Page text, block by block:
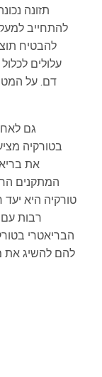
תזונה
להתחייב
להבטיח
עלולים
דם. על
גם
בטורקיה
את
המתקנים
טורקיה היא
רבות עם
הבריאטרי
להם להשיג את